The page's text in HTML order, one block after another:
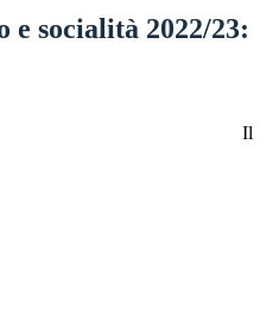
e socialità 2022/23:
Il